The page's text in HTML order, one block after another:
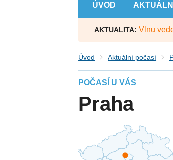
ÚVOD
AKTUALITA: Vlnu
Úvod Aktuální počasí
POČASÍ U VÁS
Praha